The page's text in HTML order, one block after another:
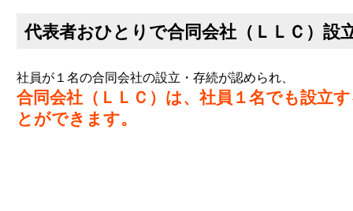
代表者おひとりで合同会社（ＬＬＣ）設
社員が１名の合同会社の設立・存続が認められ、
合同会社（ＬＬＣ）は、社員１名でも設立
とができます。